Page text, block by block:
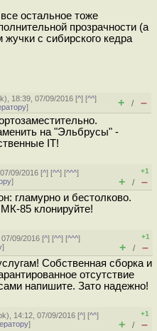
остальное тоже
прозрачности (а
жучки с сибирского кедра
), 18:39, 07/09/2016 [^] [^^]
] + / –
на "Эльбрусы" -
IT!
09/2016 [^] [^^] [^^^]
]
+1
+ / –
гламурно и бестолково.
85 клонируйте!
09/2016 [^] [^^] [^^^]
]
+1
+ / –
Собственная сборка и
отсутствие
напишите. Зато надежно!
), 14:12, 07/09/2016 [^] [^^]
]
+1
+ / –